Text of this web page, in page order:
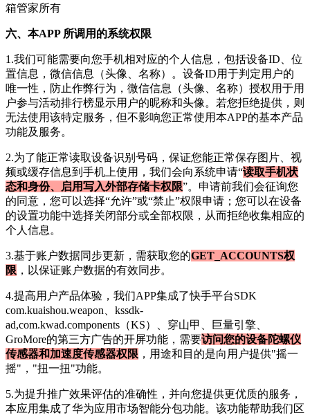
箱管家所有
六、本APP 所调用的系统权限
1.我们可能需要向您手机相对应的个人信息，包括设备ID、位
置信息，微信信息（头像、名称）。设备ID用于判定用户的
唯一性，防止作弊行为，微信信息（头像、名称）授权用于用
户参与活动排行榜显示用户的昵称和头像。若您拒绝提供，则
无法使用该特定服务，但不影响您正常使用本APP的基本产品
功能及服务。
2.为了能正常读取设备识别号码，保证您能正常保存图片、视
频或缓存信息到手机上使用，我们会向系统申请“读取手机状
态和身份、启用写入外部存储卡权限”。申请前我们会征询您
的同意，您可以选择“允许”或“禁止”权限申请；您可以在设备
的设置功能中选择关闭部分或全部权限，从而拒绝收集相应的
个人信息。
3.基于账户数据同步更新，需获取您的GET_ACCOUNTS权
限 ，以保证账户数据的有效同步。
4.提高用户产品体验，我们APP集成了快手平台SDK
com.kuaishou.weapon、kssdk-
ad,com.kwad.components（KS）、穿山甲、巨量引擎、
GroMore的第三方广告的开屏功能，需要访问您的设备陀螺仪
传感器和加速度传感器权限 ，用途和目的是向用户提供"摇一
摇"，"扭一扭"功能。
5.为提升推广效果评估的准确性，并向您提供更优质的服务，
本应用集成了华为应用市场智能分包功能。该功能帮助我们区